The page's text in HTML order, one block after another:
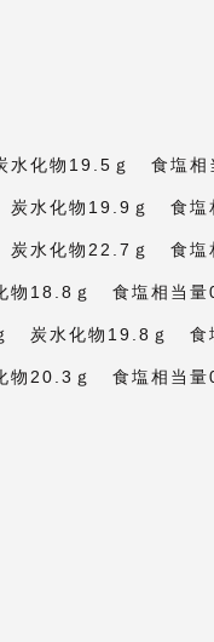
化物19.5ｇ 食塩相
水化物19.9ｇ 食塩
水化物22.7ｇ 食塩
18.8ｇ 食塩相当量
炭水化物19.8ｇ 食
20.3ｇ 食塩相当量